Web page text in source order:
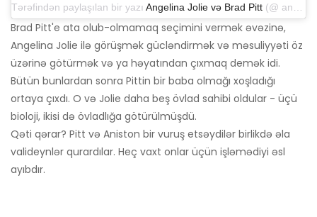
Tərəfindən paylaşılan bir yazı Angelina Jolie və Brad Pitt (@ angelina.joliebradpittofficial) 24 İyul 2019 tarixində, saat 1: 09'da PDT
Brad Pitt'e ata olub-olmamaq seçimini vermək əvəzinə,
Angelina Jolie ilə görüşmək gücləndirmək və məsuliyyəti öz
üzərinə götürmək və ya həyatından çıxmaq demək idi.
Bütün bunlardan sonra Pittin bir baba olmağı xoşladığı
ortaya çıxdı. O və Jolie daha beş övlad sahibi oldular - üçü
bioloji, ikisi də övladlığa götürülmüşdü.
Qəti qərar? Pitt və Aniston bir vuruş etsəydilər birlikdə əla
valideynlər qurardılar. Heç vaxt onlar üçün işləmədiyi əsl
ayıbdır.